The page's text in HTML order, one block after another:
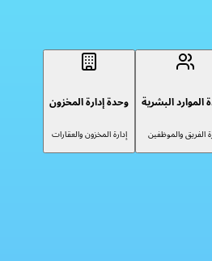
الموارد البشرية
الفريق والموظفين
وحدة إدارة المخزون
إدارة المخزون والعقارات